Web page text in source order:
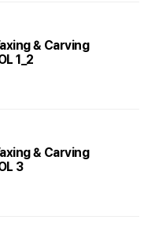
& Carving
1_2
& Carving
3